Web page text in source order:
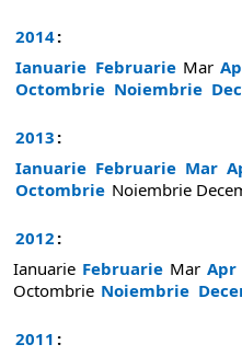
2014:
Ianuarie Februarie Mar
Octombrie Noiembrie
2013 :
Ianuarie Februarie Mar
Octombrie Noiembrie
2012 :
Ianuarie Februarie Mar Apr
Octombrie Noiembrie
2011 :